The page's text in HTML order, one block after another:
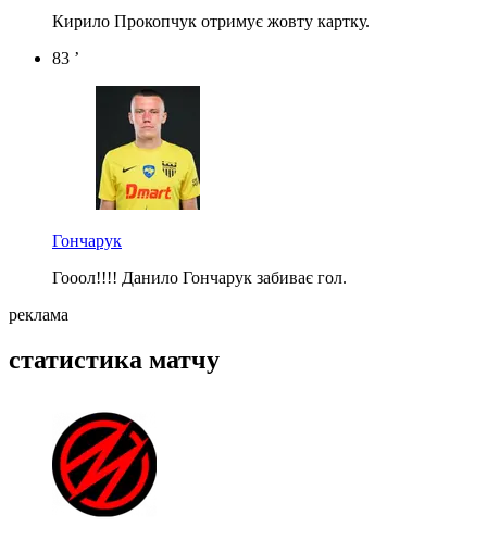
Кирило Прокопчук отримує жовту картку.
83 ’
Гончарук
Гооол!!!! Данило Гончарук забиває гол.
реклама
статистика матчу